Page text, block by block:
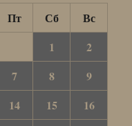
Пт Сб
Вс
1
2
7 8
9
14 15
16